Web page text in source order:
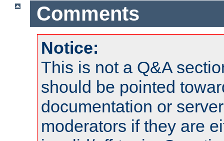
Comments
Notice:
This is not a Q&A
should be pointed
documentation or
moderators if they are